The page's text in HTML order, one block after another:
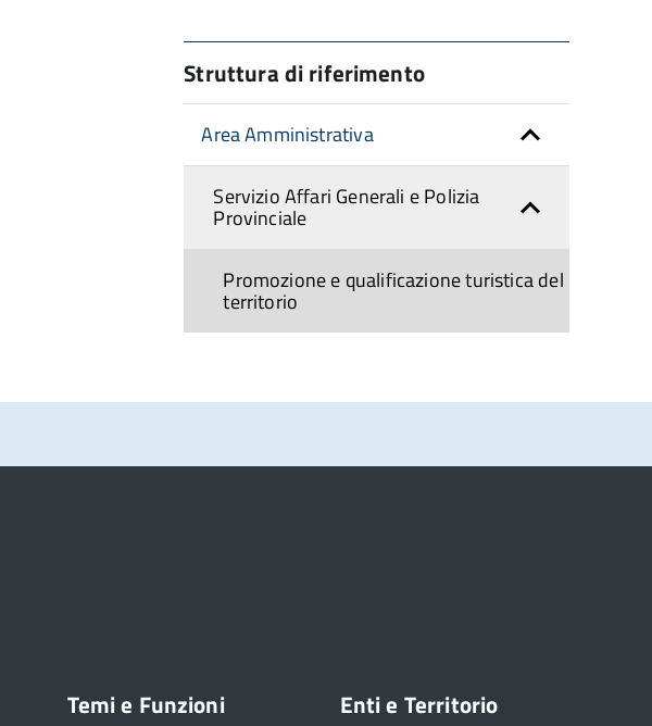
Struttura di riferimento
Area Amministrativa
Servizio Affari Generali e Polizia
Provinciale
Promozione e qualificazione turistica del
territorio
Temi e Funzioni Enti e Territorio